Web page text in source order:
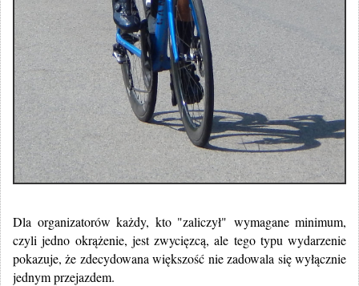
Dla organizatorów każdy, kto "zaliczył" wymagane minimum,
czyli jedno okrążenie, jest zwycięzcą, ale tego typu wydarzenie
pokazuje, że zdecydowana większość nie zadowala się wyłącznie
jednym przejazdem.